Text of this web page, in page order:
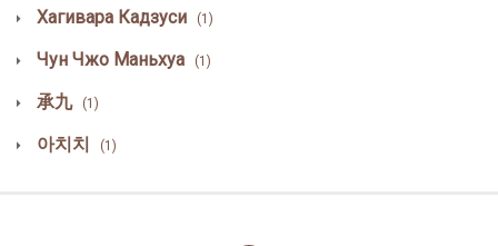
Хагивара Кадзуси (1)
Чун Чжо Маньхуа (1)
承九 (1)
아치치 (1)